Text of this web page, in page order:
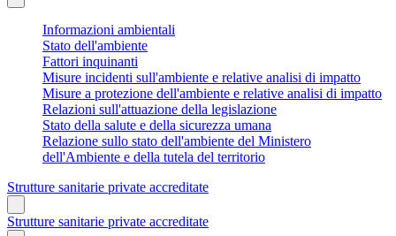
Informazioni ambientali
Stato dell'ambiente
Fattori inquinanti
Misure incidenti sull'ambiente e relative analisi di impatto
Misure a protezione dell'ambiente e relative analisi di impatto
Relazioni sull'attuazione della legislazione
Stato della salute e della sicurezza umana
Relazione sullo stato dell'ambiente del Ministero
dell'Ambiente e della tutela del territorio
Strutture sanitarie private accreditate
Strutture sanitarie private accreditate